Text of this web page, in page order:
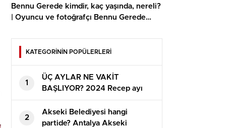
Bennu Gerede kimdir, kaç yaşında, nereli?
| Oyuncu ve fotoğrafçı Bennu Gerede
biyografisi ve hayatı!
KATEGORİNİN POPÜLERLERİ
1
ÜÇ AYLAR NE VAKİT
BAŞLIYOR? 2024 Recep ayı
hangi gün başlayacak? Diyanet
takvimi aşikâr oldu: İşte Receb,
Şaban ve Ramazan ayları
2
Akseki Belediyesi hangi
partide? Antalya Akseki